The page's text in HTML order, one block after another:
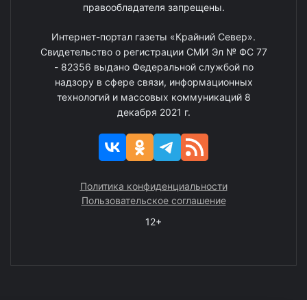
правообладателя запрещены.
Интернет-портал газеты «Крайний Север».
Свидетельство о регистрации СМИ Эл № ФС 77
- 82356 выдано Федеральной службой по
надзору в сфере связи, информационных
технологий и массовых коммуникаций 8
декабря 2021 г.
Политика конфиденциальности
Пользовательское соглашение
12+